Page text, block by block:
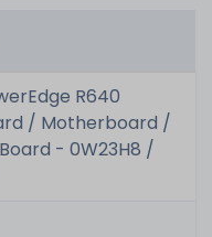
R640
/ Motherboard /
- 0W23H8 /